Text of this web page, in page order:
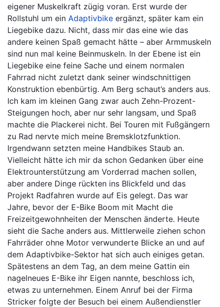
eigener Muskelkraft zügig voran. Erst wurde der
Rollstuhl um ein Adaptivbike ergänzt, später kam ein
Liegebike dazu. Nicht, dass mir das eine wie das
andere keinen Spaß gemacht hätte – aber Armmuskeln
sind nun mal keine Beinmuskeln. In der Ebene ist ein
Liegebike eine feine Sache und einem normalen
Fahrrad nicht zuletzt dank seiner windschnittigen
Konstruktion ebenbürtig. Am Berg schaut’s anders aus.
Ich kam im kleinen Gang zwar auch Zehn-Prozent-
Steigungen hoch, aber nur sehr langsam, und Spaß
machte die Plackerei nicht. Bei Touren mit Fußgängern
zu Rad nervte mich meine Bremsklotzfunktion.
Irgendwann setzten meine Handbikes Staub an.
Vielleicht hätte ich mir da schon Gedanken über eine
Elektrounterstützung am Vorderrad machen sollen,
aber andere Dinge rückten ins Blickfeld und das
Projekt Radfahren wurde auf Eis gelegt. Das war
Jahre, bevor der E-Bike Boom mit Macht die
Freizeitgewohnheiten der Menschen änderte. Heute
sieht die Sache anders aus. Mittlerweile ziehen schon
Fahrräder ohne Motor verwunderte Blicke an und auf
dem Adaptivbike-Sektor hat sich auch einiges getan.
Spätestens an dem Tag, an dem meine Gattin ein
nagelneues E-Bike ihr Eigen nannte, beschloss ich,
etwas zu unternehmen. Einem Anruf bei der Firma
Stricker folgte der Besuch bei einem Außendienstler